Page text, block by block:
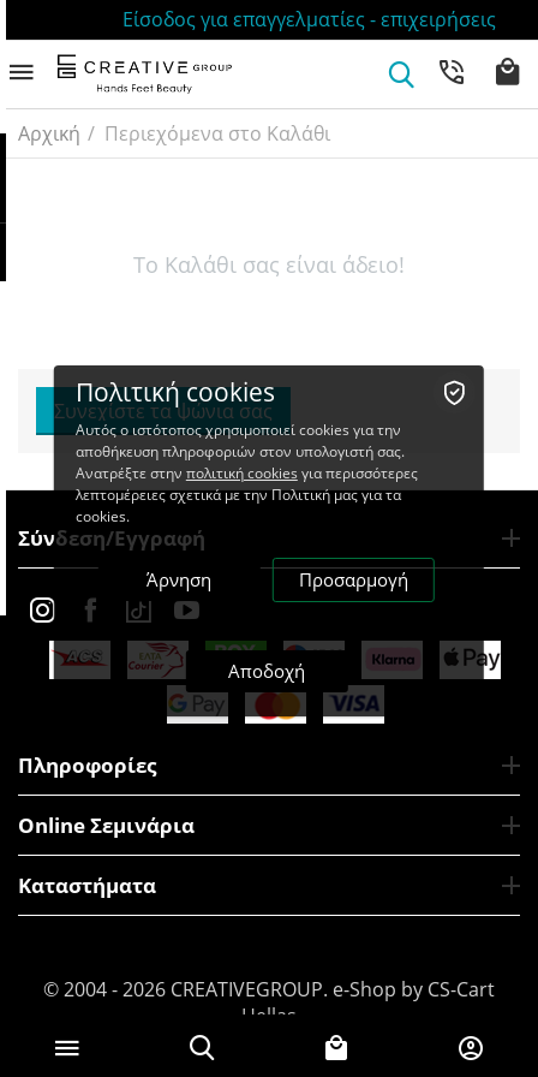
Είσοδος για επαγγελματίες - επιχειρήσεις
Αρχική / Περιεχόμενα στο Καλάθι
Το Καλάθι σας είναι άδειο!
Συνεχίστε τα ψώνια σας
Σύνδεση/Εγγραφή
Πληροφορίες
Online Σεμινάρια
Καταστήματα
© 2004 - 2026 CREATIVEGROUP. e-Shop by CS-Cart
Hellas
Πολιτική cookies
Αυτός ο ιστότοπος χρησιμοποιεί cookies για την
αποθήκευση πληροφοριών στον υπολογιστή σας.
Ανατρέξτε στην πολιτική cookies για περισσότερες
λεπτομέρειες σχετικά με την Πολιτική μας για τα
cookies.
Άρνηση Προσαρμογή
Αποδοχή